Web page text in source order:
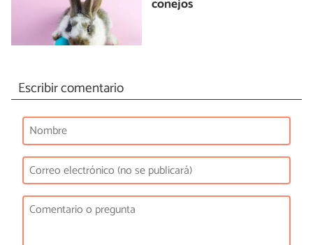
conejos
Escribir comentario